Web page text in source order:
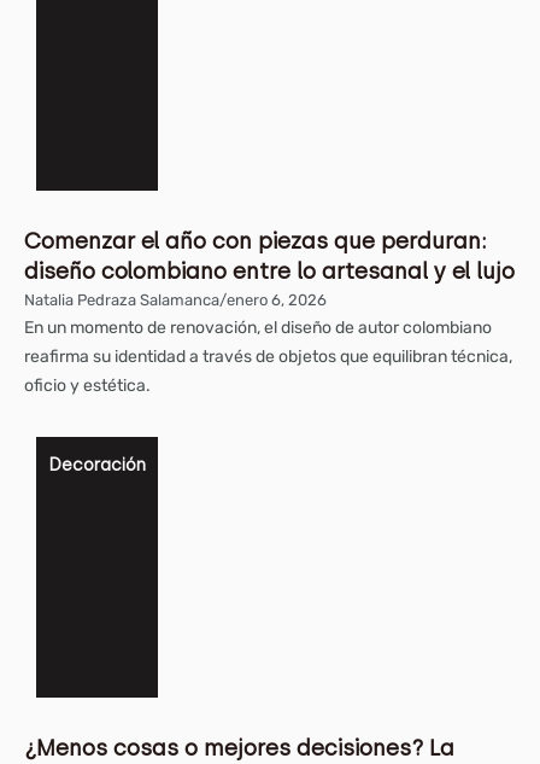
Comenzar el año con piezas que perduran:
diseño colombiano entre lo artesanal y el lujo
Natalia Pedraza Salamanca/enero 6, 2026
En un momento de renovación, el diseño de autor colombiano
reafirma su identidad a través de objetos que equilibran técnica,
oficio y estética.
Decoración
¿Menos cosas o mejores decisiones? La